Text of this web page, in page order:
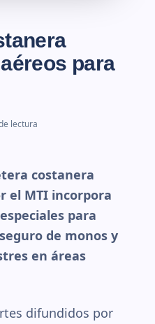
para
lectura
costanera
el MTI incorpora
para
de monos y
en áreas
difundidos por